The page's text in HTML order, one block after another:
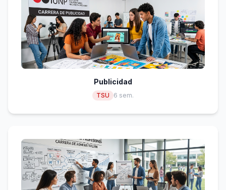
Publicidad
TSU 6 sem.